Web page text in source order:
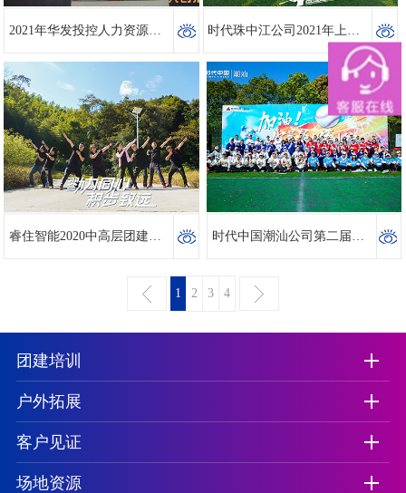
2021年华发投控人力资源团建活动 时代珠中江公司2021年上半年度团建活动
睿住智能2020中高层团建融合活动 时代中国潮汕公司第二届员工棒球团建活动
1 2 3 4
团建培训
户外拓展
客户见证
场地资源